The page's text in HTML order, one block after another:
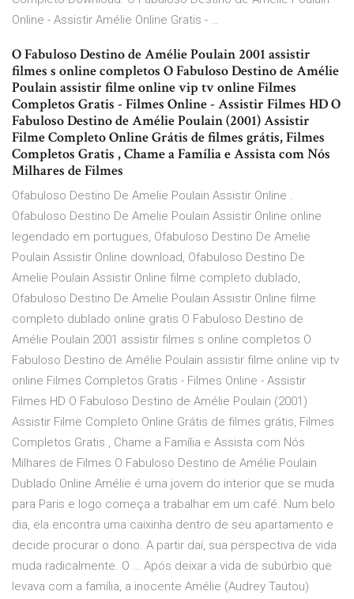
Online - Assistir Amélie Online Gratis - …
O Fabuloso Destino de Amélie Poulain 2001 assistir
filmes s online completos O Fabuloso Destino de Amélie
Poulain assistir filme online vip tv online Filmes
Completos Gratis - Filmes Online - Assistir Filmes HD O
Fabuloso Destino de Amélie Poulain (2001) Assistir
Filme Completo Online Grátis de filmes grátis, Filmes
Completos Gratis , Chame a Família e Assista com Nós
Milhares de Filmes
Ofabuloso Destino De Amelie Poulain Assistir Online .
Ofabuloso Destino De Amelie Poulain Assistir Online online
legendado em portugues, Ofabuloso Destino De Amelie
Poulain Assistir Online download, Ofabuloso Destino De
Amelie Poulain Assistir Online filme completo dublado,
Ofabuloso Destino De Amelie Poulain Assistir Online filme
completo dublado online gratis O Fabuloso Destino de
Amélie Poulain 2001 assistir filmes s online completos O
Fabuloso Destino de Amélie Poulain assistir filme online vip tv
online Filmes Completos Gratis - Filmes Online - Assistir
Filmes HD O Fabuloso Destino de Amélie Poulain (2001)
Assistir Filme Completo Online Grátis de filmes grátis, Filmes
Completos Gratis , Chame a Família e Assista com Nós
Milhares de Filmes O Fabuloso Destino de Amélie Poulain
Dublado Online Amélie é uma jovem do interior que se muda
para Paris e logo começa a trabalhar em um café. Num belo
dia, ela encontra uma caixinha dentro de seu apartamento e
decide procurar o dono. A partir daí, sua perspectiva de vida
muda radicalmente. O … Após deixar a vida de subúrbio que
levava com a família, a inocente Amélie (Audrey Tautou)